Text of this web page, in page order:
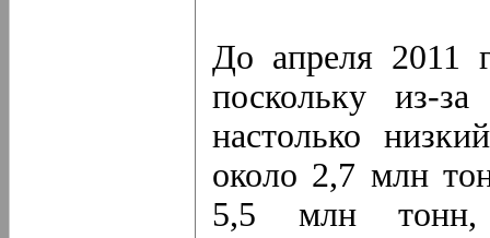
До апреля 2011
поскольку из-
настолько
около 2,7 млн
5,5 млн тонн,